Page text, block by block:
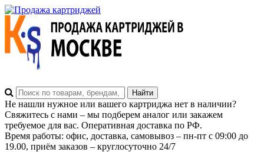
Не нашли нужное или вашего картриджа нет в наличии?
Свяжитесь с нами – мы подберем аналог или закажем
требуемое для вас. Оперативная доставка по РФ.
Время работы: офис, доставка, самовывоз – пн-пт с 09:00 до
19.00, приём заказов – круглосуточно 24/7